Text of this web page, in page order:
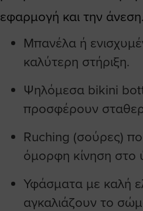
εφαρμογή και την άνεση.
Μπανέλα ή
καλύτερη στήριξη.
Ψηλόμεσα bikini
προσφέρουν
Ruching (σούρες)
όμορφη κίνηση στο
Υφάσματα με καλή
αγκαλιάζουν το